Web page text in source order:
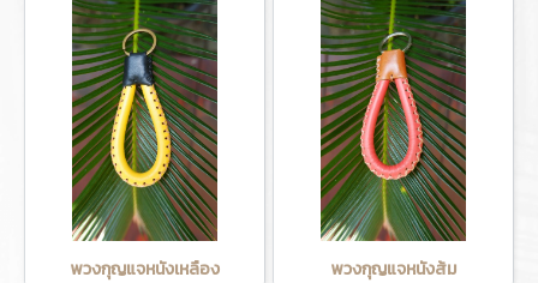
พวงกุญแจหนังเหลือง พวงกุญแจหนังส้ม